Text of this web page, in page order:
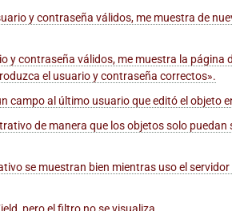
y contraseña válidos, me muestra de
y contraseña válidos, me muestra la página
el usuario y contraseña correctos».
campo al último usuario que editó el objeto
de manera que los objetos solo
se muestran bien mientras uso el
pero el filtro no se visualiza.